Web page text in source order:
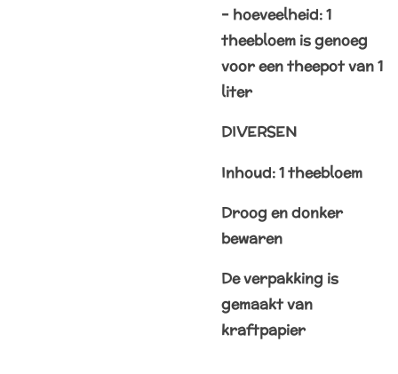
– hoeveelheid: 1
theebloem is genoeg
voor een theepot van 1
liter
DIVERSEN
Inhoud: 1 theebloem
Droog en donker
bewaren
De verpakking is
gemaakt van
kraftpapier